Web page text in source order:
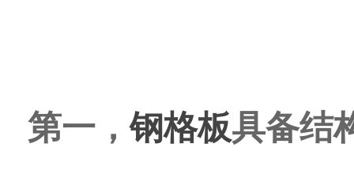
第一，钢格板具备结